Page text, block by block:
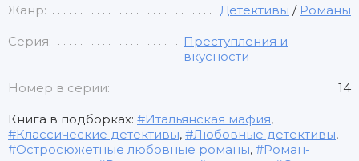
Жанр: Детективы / Романы
Серия:
Преступления и
вкусности
Номер в серии: 14
Книга в подборках: Итальянская мафия,
Классические детективы, Любовные детективы,
Остросюжетные любовные романы,
Роман-